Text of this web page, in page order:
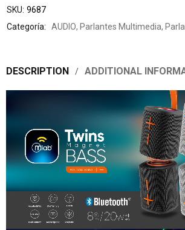
SKU: 9687
Categoría:
AUDIO, Parlantes Multimedia,
DESCRIPTION ADDITIONAL